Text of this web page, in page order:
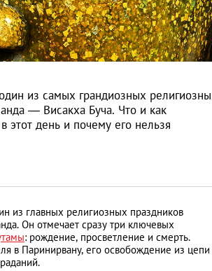
из самых грандиозных
— Висакха Буча. Что и как
этот день и почему его нельзя
из главных религиозных праздников
Он отмечает сразу три ключевых
: рождение, просветление и смерть.
в Паринирвану, его освобождение из цепи